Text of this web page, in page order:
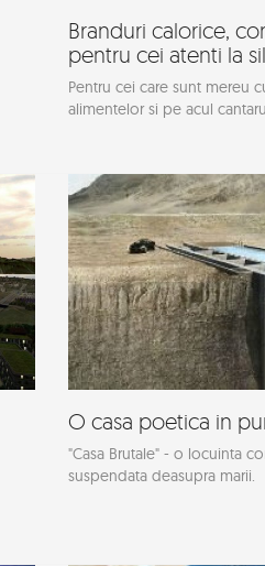
Branduri calorice,
pentru cei atenti la
Pentru cei care sunt mereu
alimentelor si pe acul
O casa poetica in
"Casa Brutale" - o locuinta
suspendata deasupra marii.